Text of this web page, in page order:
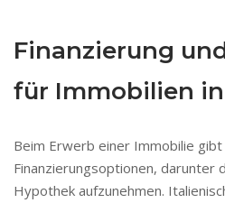
Finanzierung
für Immobilien
Beim Erwerb einer Immobilie
Finanzierungsoptionen, darunter
Hypothek aufzunehmen.